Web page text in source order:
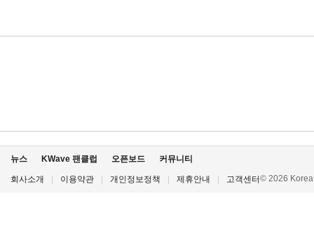
뉴스 KWave 팬클럽 오픈보드 커뮤니티
회사소개 이용약관 개인정보정책 제휴안내 고객센터© 2026